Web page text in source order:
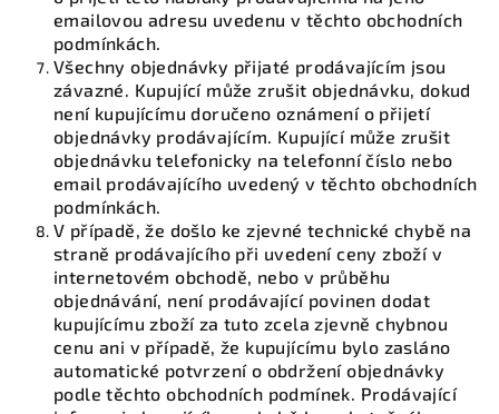
emailovou adresu uvedenu v těchto obchodních
podmínkách.
Všechny objednávky přijaté prodávajícím jsou
závazné. Kupující může zrušit objednávku, dokud
není kupujícímu doručeno oznámení o přijetí
objednávky prodávajícím. Kupující může zrušit
objednávku telefonicky na telefonní číslo nebo
email prodávajícího uvedený v těchto obchodních
podmínkách.
V případě, že došlo ke zjevné technické chybě na
straně prodávajícího při uvedení ceny zboží v
internetovém obchodě, nebo v průběhu
objednávání, není prodávající povinen dodat
kupujícímu zboží za tuto zcela zjevně chybnou
cenu ani v případě, že kupujícímu bylo zasláno
automatické potvrzení o obdržení objednávky
podle těchto obchodních podmínek. Prodávající